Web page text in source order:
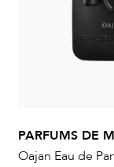
PARFUMS DE
Oajan Eau de